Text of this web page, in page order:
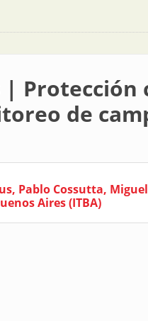
Protección
de
Pablo Cossutta,
Aires (ITBA)